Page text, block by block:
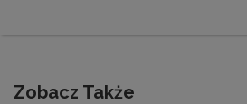
Zobacz Także